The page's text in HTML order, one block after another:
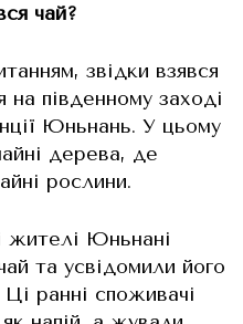
чай?
звідки взявся
на південному заході
Юньнань. У цьому
дерева, де
рослини.
жителі Юньнані
та усвідомили його
Ці ранні споживачі